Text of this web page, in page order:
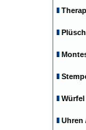
Plüsch
Uhren